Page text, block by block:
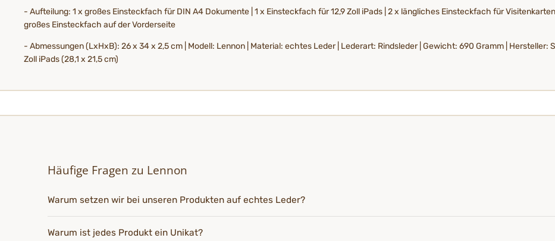
- Aufteilung: 1 x großes Einsteckfach für DIN A4 Dokumente | 1 x Einsteckfach für 12,9 Zoll iPads | 2 x längliches Einsteckfach für
großes Einsteckfach auf der Vorderseite
- Abmessungen (LxHxB): 26 x 34 x 2,5 cm | Modell: Lennon | Material: echtes Leder | Lederart: Rindsleder | Gewicht: 690 Gramm | Hersteller:
Zoll iPads (28,1 x 21,5 cm)
Häufige Fragen zu Lennon
Warum setzen wir bei unseren Produkten auf echtes Leder?
Warum ist jedes Produkt ein Unikat?